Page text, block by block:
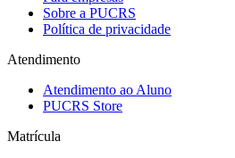
Sobre a PUCRS
Política de privacidade
Atendimento
Atendimento ao Aluno
PUCRS Store
Matrícula